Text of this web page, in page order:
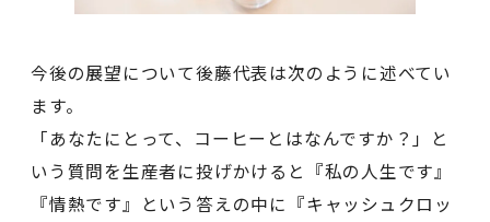
今後の展望について後藤代表は次のように述べてい
ます。
「あなたにとって、コーヒーとはなんですか？」と
いう質問を生産者に投げかけると『私の人生です』
『情熱です』という答えの中に『キャッシュクロッ